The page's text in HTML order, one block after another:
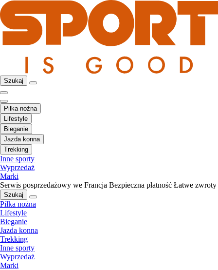
Szukaj
Piłka nożna
Lifestyle
Bieganie
Jazda konna
Trekking
Inne sporty
Wyprzedaż
Marki
Serwis posprzedażowy we Francja Bezpieczna płatność Łatwe zwroty
Szukaj
Piłka nożna
Lifestyle
Bieganie
Jazda konna
Trekking
Inne sporty
Wyprzedaż
Marki